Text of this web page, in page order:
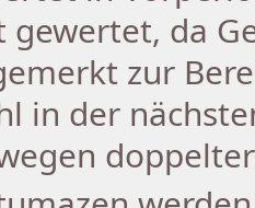
gewertet, da
zur
in der